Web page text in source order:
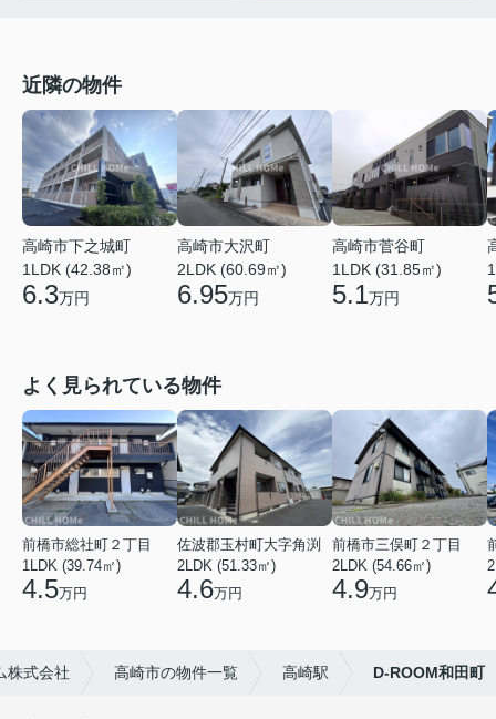
近隣の物件
高崎市下之城町
1LDK (42.38㎡)
6.3万円
高崎市大沢町
2LDK (60.69㎡)
6.95万円
高崎市菅谷町
1LDK (31.85㎡)
5.1万円
よく見られている物件
前橋市総社町２丁目
1LDK (39.74㎡)
4.5万円
佐波郡玉村町大字角渕
2LDK (51.33㎡)
4.6万円
前橋市三俣町２丁目
2LDK (54.66㎡)
4.9万円
株式会社 高崎市の物件一覧 高崎駅 D-ROOM和田町